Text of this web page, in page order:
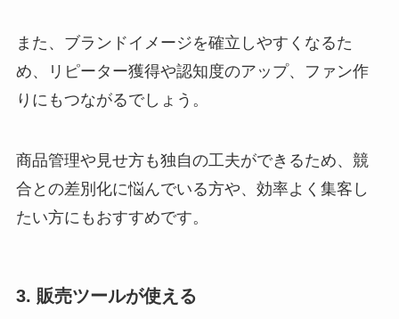
また、ブランドイメージを確立しやすくなるた
め、リピーター獲得や認知度のアップ、ファン作
りにもつながるでしょう 。
商品管理や見せ方も独自の工夫ができるため、競
合との差別化に悩んでいる方や、効率よく集客し
たい方にも おすすめです。
3. 販売ツールが使える